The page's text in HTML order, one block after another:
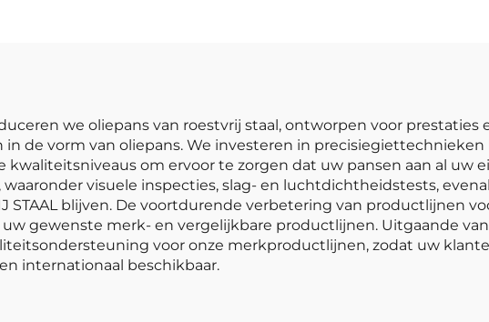
we oliepans van roestvrij staal, ontworpen voor prestaties
de vorm van oliepans. We investeren in
om ervoor te zorgen dat uw pansen aan al uw
visuele inspecties, slag- en luchtdichtheidstests,
STAAL blijven. De voortdurende verbetering van productlijnen
gewenste merk- en vergelijkbare productlijnen. Uitgaande
voor onze merkproductlijnen, zodat uw
internationaal beschikbaar.